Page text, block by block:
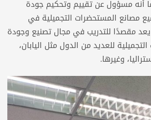
أنه مسؤول عن تقييم وتحكيم جودة
مصانع المستحضرات التجميلية في
يعد مقصدًا للتدريب في مجال تصنيع وجودة
للعديد من الدول مثل اليابان،
وغيرها.